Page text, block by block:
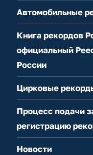
Автомобильные
Книга рекордов
официальный
России
Цирковые
Процесс подачи
регистрацию
Новости